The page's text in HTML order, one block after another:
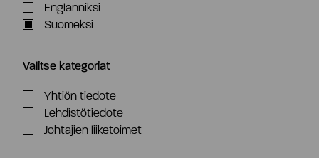
Englanniksi
Suomeksi
Valitse kategoriat
Yhtiön tiedote
Lehdistötiedote
Johtajien liiketoimet